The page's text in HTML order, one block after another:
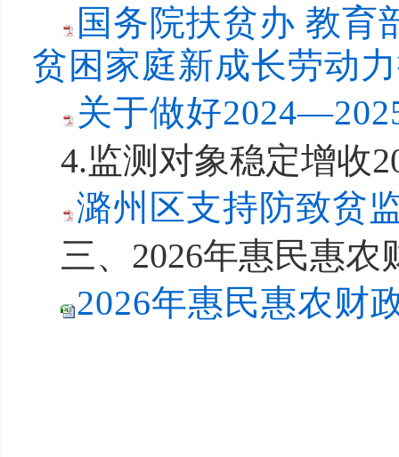
国务院扶贫办 教育
贫困家庭新成长劳动
关于做好
4.监测对象稳定增收
潞州区支持防致贫
三、2026年惠民惠
2026年惠民惠农财